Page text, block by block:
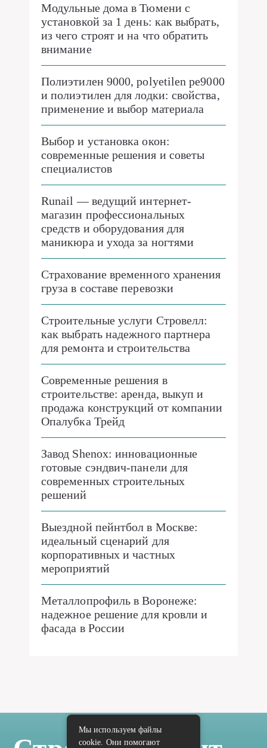
Модульные дома в Тюмени с
установкой за 1 день: как выбрать,
из чего строят и на что обратить
внимание
Полиэтилен 9000, polyetilen pe9000
и полиэтилен для лодки: свойства,
применение и выбор материала
Выбор и установка окон:
современные решения и советы
специалистов
Runail — ведущий интернет-
магазин профессиональных
средств и оборудования для
маникюра и ухода за ногтями
Страхование временного хранения
груза в составе перевозки
Строительные услуги Стровелл:
как выбрать надежного партнера
для ремонта и строительства
Современные решения в
строительстве: аренда, выкуп и
продажа конструкций от компании
Опалубка Трейд
Завод Shenox: инновационные
готовые сэндвич-панели для
современных строительных
решений
Выездной пейнтбол в Москве:
идеальный сценарий для
корпоративных и частных
мероприятий
Металлопрофиль в Воронеже:
надежное решение для кровли и
фасада в России
Мы используем файлы
cookie. Они помогают